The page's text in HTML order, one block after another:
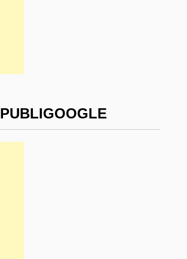
PUBLIGOOGLE